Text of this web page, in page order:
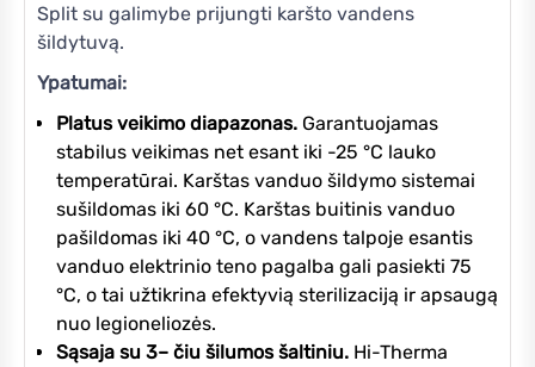
Split su galimybe prijungti karšto vandens
šildytuvą.
Ypatumai:
Platus veikimo diapazonas. Garantuojamas
stabilus veikimas net esant iki -25 °C lauko
temperatūrai. Karštas vanduo šildymo sistemai
sušildomas iki 60 °C. Karštas buitinis vanduo
pašildomas iki 40 °C, o vandens talpoje esantis
vanduo elektrinio teno pagalba gali pasiekti 75
°C, o tai užtikrina efektyvią sterilizaciją ir apsaugą
nuo legioneliozės.
Sąsaja su 3– čiu šilumos šaltiniu. Hi-Therma